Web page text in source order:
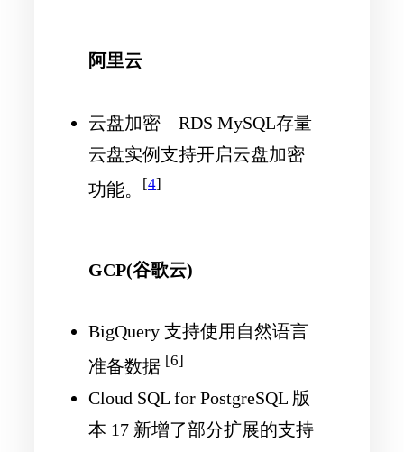
阿里云
云盘加密—RDS MySQL存量
云盘实例支持开启云盘加密
功能。
[4]
GCP(谷歌云)
BigQuery 支持使用自然语言
准备数据 [6]
Cloud SQL for PostgreSQL 版
本 17 新增了部分扩展的支持